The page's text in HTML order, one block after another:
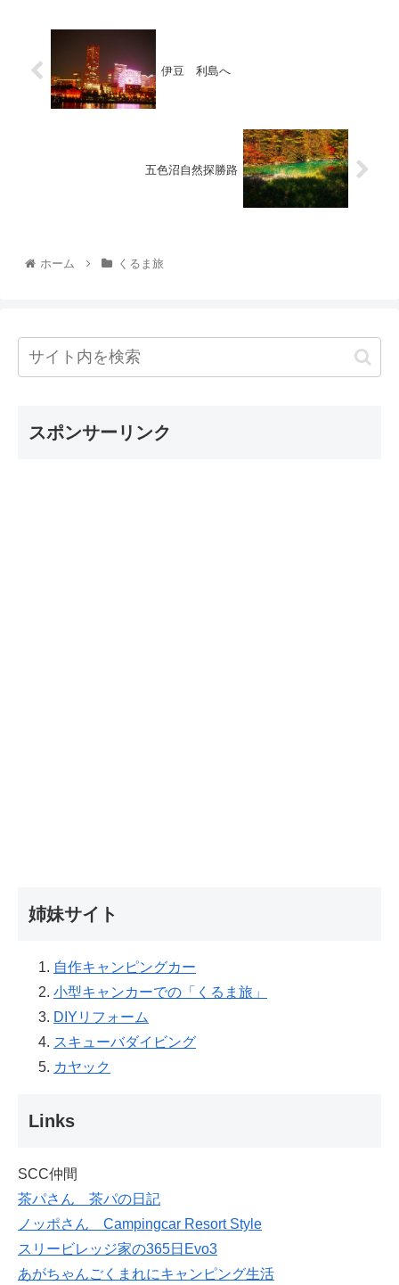
伊豆 利島へ
五色沼自然探勝路
ホーム くるま旅
スポンサーリンク
姉妹サイト
自作キャンピングカー
小型キャンカーでの「くるま旅」
DIYリフォーム
スキューバダイビング
カヤック
Links
SCC仲間
茶パさん 茶パの日記
ノッポさん Campingcar Resort Style
スリービレッジ家の365日Evo3
あがちゃんごくまれにキャンピング生活